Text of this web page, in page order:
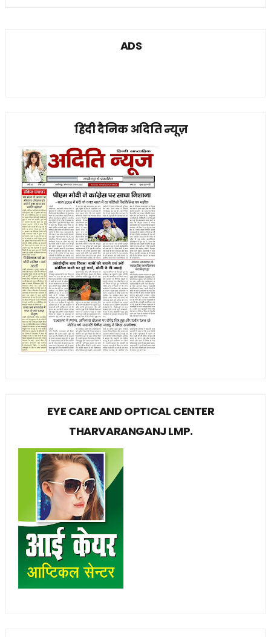
ADS
हिंदी दैनिक अदिति न्यूज़
EYE CARE AND OPTICAL CENTER
THARVARANGANJ LMP.